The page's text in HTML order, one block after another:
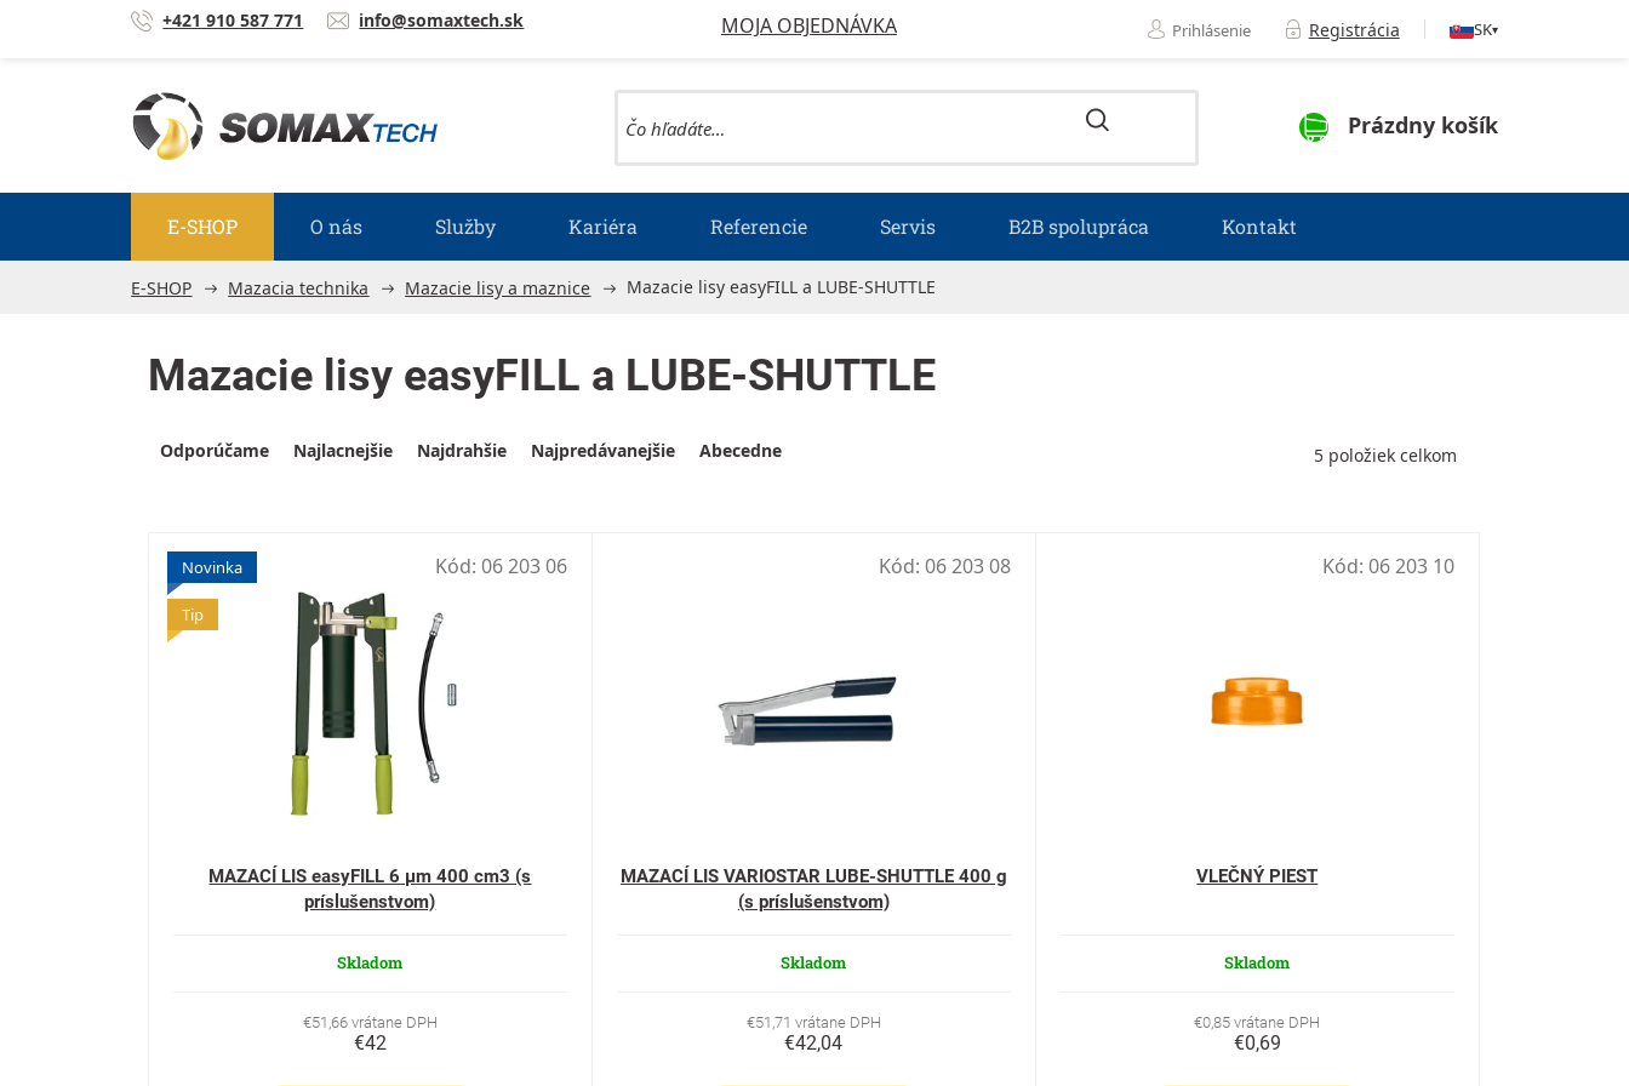
Prejsť na obsah +421 910 587 771 info@somaxtech.sk MOJA OBJEDNÁVKA Prihlásenie Registrácia SK▾
NÁKUPNÝ KOŠÍK
Prázdny košík
E-SHOP O nás Služby Kariéra Referencie Servis B2B spolupráca Kontakt
E-SHOP Mazacia technika Mazacie lisy a maznice Mazacie lisy easyFILL a LUBE-SHUTTLE
Mazacie lisy easyFILL a LUBE-SHUTTLE
Výpis produktov
Radenie produktov
Odporúčame Najlacnejšie Najdrahšie Najpredávanejšie Abecedne 5 položiek celkom
Novinka
Tip
MAZACÍ LIS easyFILL 6 µm 400 cm3 (s
príslušenstvom)
Skladom
€51,66 vrátane DPH
€42
Kód: 06 203 06
MAZACÍ LIS VARIOSTAR LUBE-SHUTTLE 400 g
(s príslušenstvom)
Skladom
€51,71 vrátane DPH
€42,04
Kód: 06 203 08
VLEČNÝ PIEST
Skladom
€0,85 vrátane DPH
€0,69
Kód: 06 203 10